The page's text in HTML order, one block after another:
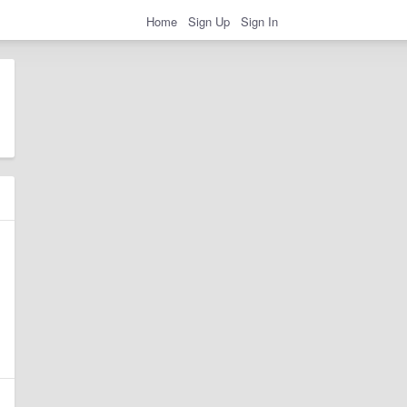
Home Sign Up Sign In